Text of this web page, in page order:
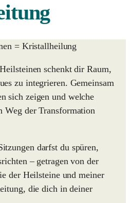
= Kristallheilung
schenkt dir Raum,
zu integrieren. Gemeinsam
sich zeigen und welche
Weg der Transformation
darfst du spüren,
– getragen von der
der Heilsteine und meiner
die dich in deiner